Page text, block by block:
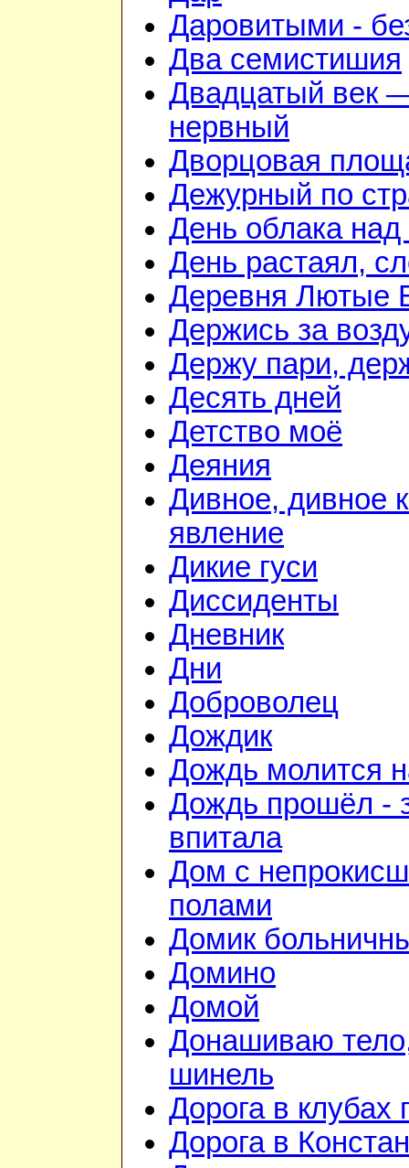
Даровитыми -
Два семистишия
Двадцатый век
нервный
Дворцовая
Дежурный по
День облака
День растаял,
Деревня Лютые
Держись за
Держу пари,
Десять дней
Детство моё
Деяния
Дивное, дивное
явление
Дикие гуси
Диссиденты
Дневник
Дни
Доброволец
Дождик
Дождь молится
Дождь прошёл -
впитала
Дом с
полами
Домик
Домино
Домой
Донашиваю
шинель
Дорога в клубах
Дорога в